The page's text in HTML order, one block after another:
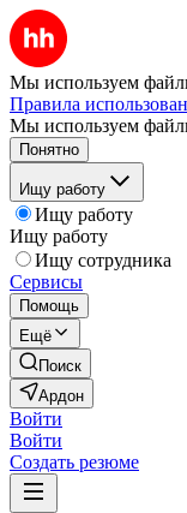
Мы используем
Правила
Мы используем
Понятно
Ищу работу
Ищу работу
Ищу работу
Ищу сотрудника
Сервисы
Помощь
Ещё
Поиск
Ардон
Войти
Войти
Создать резюме